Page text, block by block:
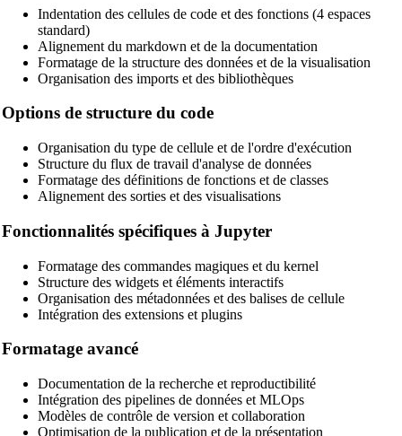
XML Beautifier
YAML Beautifier
SQL Beautifier
MySQL SQL Beautifier
PostgreSQL SQL Beautifier
MongoDB Query Beautifier
Apache Config Beautifier
Python Beautifier
Java Code Beautifier
Dart Code Beautifier
INI Beautifier
Indentation des cellules de code et des fonctions (4 espaces
standard)
Alignement du markdown et de la documentation
Formatage de la structure des données et de la visualisation
Organisation des imports et des bibliothèques
Options de structure du code
Organisation du type de cellule et de l'ordre d'exécution
Structure du flux de travail d'analyse de données
Formatage des définitions de fonctions et de classes
Alignement des sorties et des visualisations
Fonctionnalités spécifiques à Jupyter
Formatage des commandes magiques et du kernel
Structure des widgets et éléments interactifs
Organisation des métadonnées et des balises de cellule
Intégration des extensions et plugins
Formatage avancé
Documentation de la recherche et reproductibilité
Intégration des pipelines de données et MLOps
Modèles de contrôle de version et collaboration
Optimisation de la publication et de la présentation